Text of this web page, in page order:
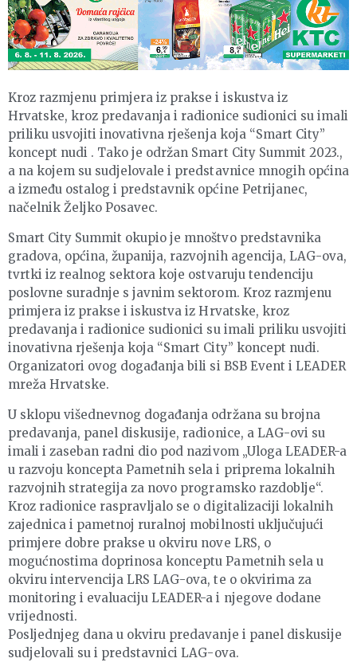
Kroz razmjenu primjera iz prakse i iskustva iz
Hrvatske, kroz predavanja i radionice sudionici su imali
priliku usvojiti inovativna rješenja koja “Smart City”
koncept nudi . Tako je održan Smart City Summit 2023.,
a na kojem su sudjelovale i predstavnice mnogih općina
a između ostalog i predstavnik općine Petrijanec,
načelnik Željko Posavec.
Smart City Summit okupio je mnoštvo predstavnika
gradova, općina, županija, razvojnih agencija, LAG-ova,
tvrtki iz realnog sektora koje ostvaruju tendenciju
poslovne suradnje s javnim sektorom. Kroz razmjenu
primjera iz prakse i iskustva iz Hrvatske, kroz
predavanja i radionice sudionici su imali priliku usvojiti
inovativna rješenja koja “Smart City” koncept nudi.
Organizatori ovog događanja bili si BSB Event i LEADER
mreža Hrvatske.
U sklopu višednevnog događanja održana su brojna
predavanja, panel diskusije, radionice, a LAG-ovi su
imali i zaseban radni dio pod nazivom „Uloga LEADER-a
u razvoju koncepta Pametnih sela i priprema lokalnih
razvojnih strategija za novo programsko razdoblje“.
Kroz radionice raspravljalo se o digitalizaciji lokalnih
zajednica i pametnoj ruralnoj mobilnosti uključujući
primjere dobre prakse u okviru nove LRS, o
mogućnostima doprinosa konceptu Pametnih sela u
okviru intervencija LRS LAG-ova, te o okvirima za
monitoring i evaluaciju LEADER-a i njegove dodane
vrijednosti.
Posljednjeg dana u okviru predavanje i panel diskusije
sudjelovali su i predstavnici LAG-ova.